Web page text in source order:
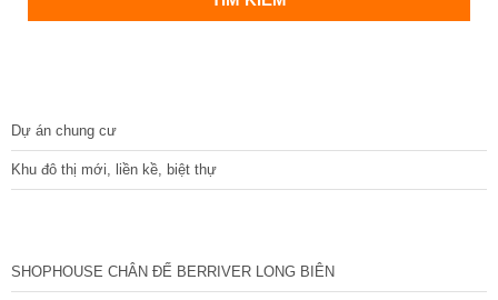
Dự án chung cư
Khu đô thị mới, liền kề, biệt thự
SHOPHOUSE CHÂN ĐẾ BERRIVER LONG BIÊN